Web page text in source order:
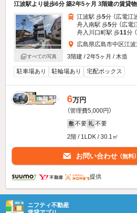
江波駅より徒歩6分 築2年5ヶ月 3階建の賃貸
すべての写真
江波駅 歩5分 （広電江
舟入南駅 歩5分 （広電
舟入川口町駅 歩11分
広島県広島市中区江波
3階建 / 2年5ヶ月 / 木造
駐車場あり 駐輪場あり 宅配ボックス
6万円
（管理費5,000円）
敷 不要 礼 不要
2階 / 1LDK / 30.1㎡
お問い合わせ （無料）
提供
ニフティ不動産